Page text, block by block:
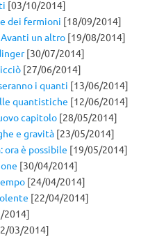
[03/10/2014]
dei fermioni [18/09/2014]
un altro [19/08/2014]
[30/07/2014]
[27/06/2014]
i quanti [13/06/2014]
quantistiche [12/06/2014]
capitolo [28/05/2014]
e gravità [23/05/2014]
ora è possibile [19/05/2014]
[30/04/2014]
[24/04/2014]
[22/04/2014]
2014]
03/2014]